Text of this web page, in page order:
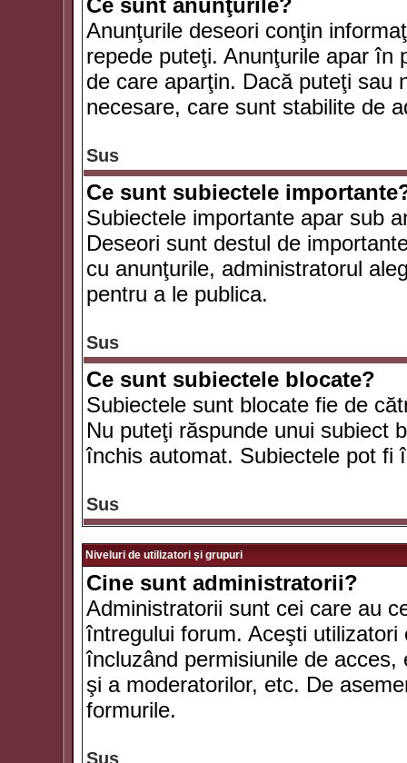
Ce sunt anunţurile?
Anunţurile deseori conţin
repede puteţi. Anunţurile apar în
de care aparţin. Dacă puteţi sau
necesare, care sunt stabilite de
Sus
Ce sunt subiectele
Subiectele importante apar sub
Deseori sunt destul de
cu anunţurile, administratorul
pentru a le publica.
Sus
Ce sunt subiectele blocate?
Subiectele sunt blocate fie de
Nu puteţi răspunde unui subiect
închis automat. Subiectele pot fi
Sus
Niveluri de utilizatori şi grupuri
Cine sunt administratorii?
Administratorii sunt cei care au
întregului forum. Aceşti
încluzând permisiunile de
şi a moderatorilor, etc. De
formurile.
Sus